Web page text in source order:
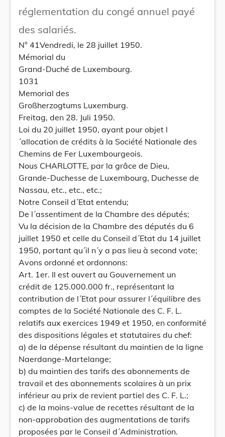
réglementation du congé annuel payé
des salariés.
N° 41Vendredi, le 28 juillet 1950.
Mémorial du
Grand-Duché de Luxembourg.
1031
Memorial des
Großherzogtums Luxemburg.
Freitag, den 28. Juli 1950.
Loi du 20 juillet 1950, ayant pour objet l
´allocation de crédits à la Société Nationale des
Chemins de Fer Luxembourgeois.
Nous CHARLOTTE, par la grâce de Dieu,
Grande-Duchesse de Luxembourg, Duchesse de
Nassau, etc., etc., etc.;
Notre Conseil d´Etat entendu;
De l´assentiment de la Chambre des députés;
Vu la décision de la Chambre des députés du 6
juillet 1950 et celle du Conseil d´Etat du 14 juillet
1950, portant qu´il n´y a pas lieu à second vote;
Avons ordonné et ordonnons:
Art. 1er. Il est ouvert au Gouvernement un
crédit de 125.000.000 fr., représentant la
contribution de l´Etat pour assurer l´équilibre des
comptes de la Société Nationale des C. F. L.
relatifs aux exercices 1949 et 1950, en conformité
des dispositions légales et statutaires du chef:
a) de la dépense résultant du maintien de la ligne
Naerdange-Martelange;
b) du maintien des tarifs des abonnements de
travail et des abonnements scolaires à un prix
inférieur au prix de revient partiel des C. F. L.;
c) de la moins-value de recettes résultant de la
non-approbation des augmentations de tarifs
proposées par le Conseil d´Administration.